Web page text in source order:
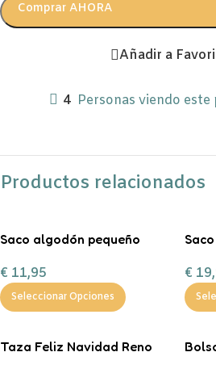
Comprar AHORA
Añadir a
4 Personas viendo
Productos relacionados
Saco algodón pequeño
Magos”
€ 11,95
Seleccionar Opciones
€
Taza Feliz Navidad Reno